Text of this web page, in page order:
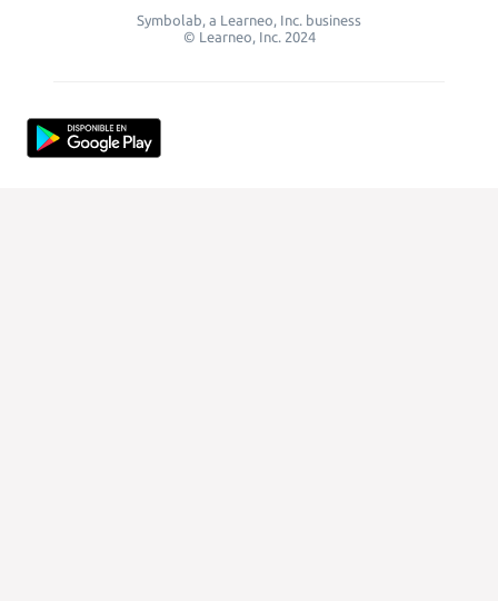
Symbolab, a Learneo, Inc. business
© Learneo, Inc. 2024